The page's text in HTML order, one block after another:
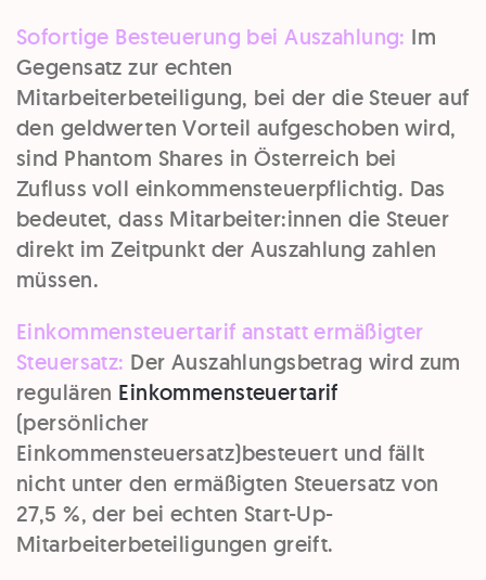
Sofortige Besteuerung bei Auszahlung: Im
Gegensatz zur echten
Mitarbeiterbeteiligung, bei der die Steuer auf
den geldwerten Vorteil aufgeschoben wird,
sind Phantom Shares in Österreich bei
Zufluss voll einkommensteuerpflichtig. Das
bedeutet, dass Mitarbeiter:innen die Steuer
direkt im Zeitpunkt der Auszahlung zahlen
müssen.
Einkommensteuertarif anstatt ermäßigter
Steuersatz: Der Auszahlungsbetrag wird zum
regulären Einkommensteuertarif
(persönlicher
Einkommensteuersatz)besteuert und fällt
nicht unter den ermäßigten Steuersatz von
27,5 %, der bei echten Start-Up-
Mitarbeiterbeteiligungen greift.